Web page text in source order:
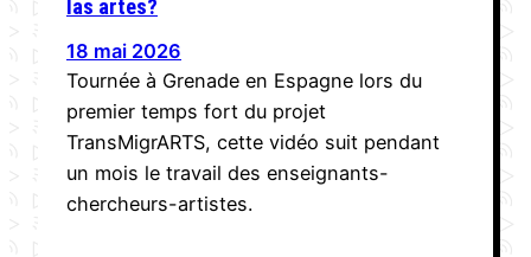
las artes?
18 mai 2026
Tournée à Grenade en Espagne lors du
premier temps fort du projet
TransMigrARTS, cette vidéo suit pendant
un mois le travail des enseignants-
chercheurs-artistes.